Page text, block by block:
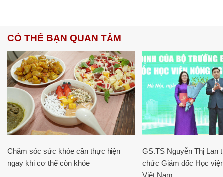
CÓ THỂ BẠN QUAN TÂM
Chăm sóc sức khỏe cần thực hiện
ngay khi cơ thể còn khỏe
GS.TS Nguyễn Thị Lan
chức Giám đốc Học
Việt Nam